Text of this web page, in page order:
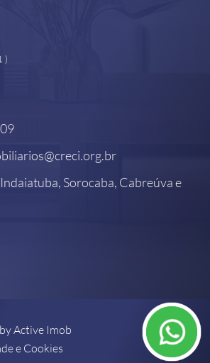
)
Sorocaba, Cabreúva e
Active Imob
e Cookies